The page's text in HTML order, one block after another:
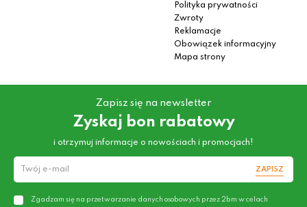
Polityka prywatności
Zwroty
Reklamacje
Obowiązek informacyjny
Mapa strony
Zapisz się na newsletter
Zyskaj bon rabatowy
i otrzymuj informacje o nowościach i promocjach!
ZAPISZ
Zgadzam się na przetwarzanie danych osobowych przez 2bm w celach